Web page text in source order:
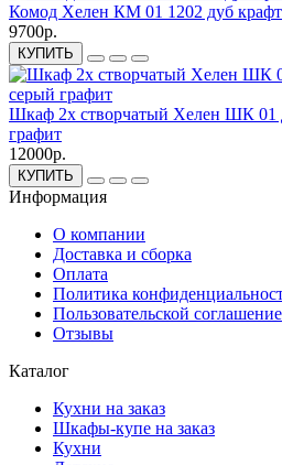
Комод Хелен КМ 01 1202 дуб крафт
9700р.
КУПИТЬ
Шкаф 2х створчатый Хелен ШК 01
графит
12000р.
КУПИТЬ
Информация
О компании
Доставка и сборка
Оплата
Политика
Пользовательской соглашение
Отзывы
Каталог
Кухни на заказ
Шкафы-купе на заказ
Кухни